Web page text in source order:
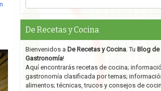
De Recetas y Cocina
Bienvenidos a De Recetas y Cocina. Tu Blog de
Gastronomía!
Aquí encontrarás recetas de cocina;
gastronomía clasificada por temas;
alimentos; técnicas, trucos y consejos de